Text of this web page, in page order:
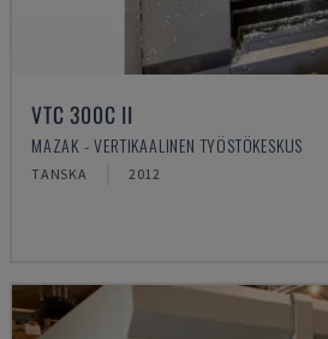
VTC 300C II
MAZAK - VERTIKAALINEN TYÖSTÖKESKUS
TANSKA 2012